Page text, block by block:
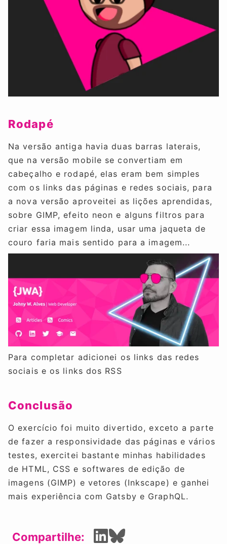
Rodapé
Na versão antiga havia duas barras laterais,
que na versão mobile se convertiam em
cabeçalho e rodapé, elas eram bem simples
com os links das páginas e redes sociais, para
a nova versão aproveitei as lições aprendidas,
sobre GIMP, efeito neon e alguns filtros para
criar essa imagem linda, usar uma jaqueta de
couro faria mais sentido para a imagem...
Para completar adicionei os links das redes
sociais e os links dos RSS
Conclusão
O exercício foi muito divertido, exceto a parte
de fazer a responsividade das páginas e vários
testes, exercitei bastante minhas habilidades
de HTML, CSS e softwares de edição de
imagens (GIMP) e vetores (Inkscape) e ganhei
mais experiência com Gatsby e GraphQL.
Compartilhe: